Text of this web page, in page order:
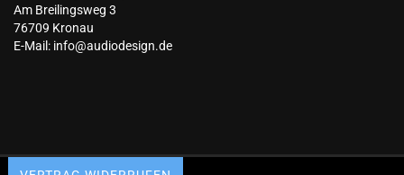
Am Breilingsweg 3
76709 Kronau
E-Mail: info@audiodesign.de